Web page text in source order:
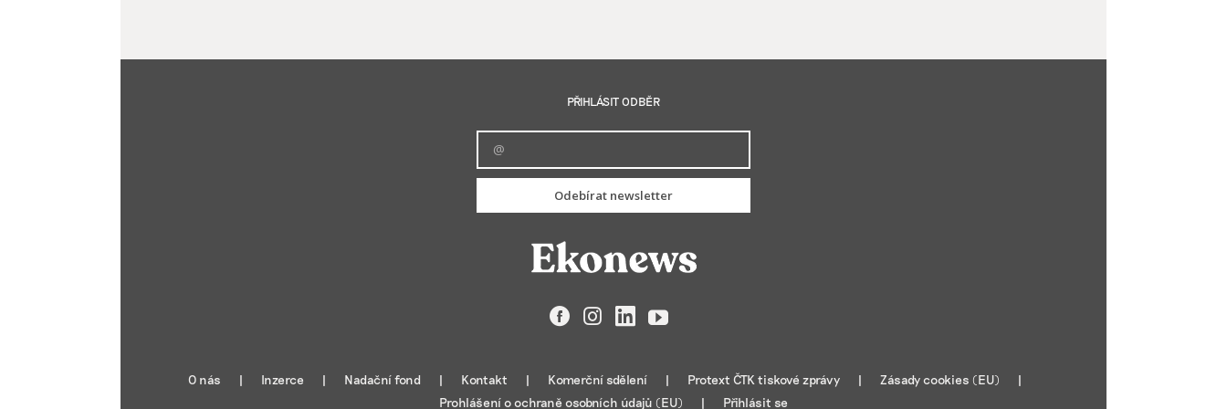
PŘIHLÁSIT ODBĚR
Odebírat newsletter
FacebookInstagramLinkedIn
YouTube
O nás Inzerce Nadační fond Kontakt Komerční sdělení Protext ČTK tiskové zprávy
Zásady cookies (EU)
Prohlášení o ochraně osobních údajů (EU)
Přihlásit se